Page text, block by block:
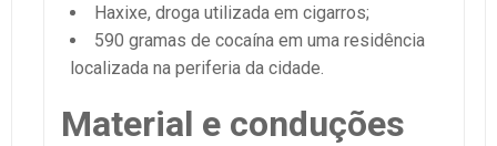
Haxixe, droga utilizada em cigarros;
590 gramas de cocaína em uma residência
localizada na periferia da cidade.
Material e conduções